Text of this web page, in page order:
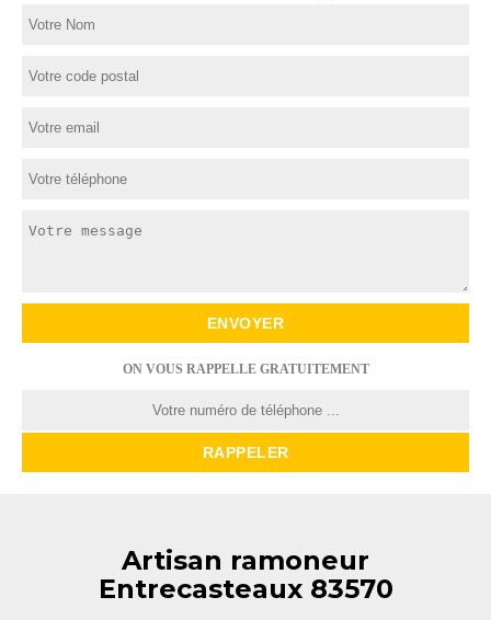
ON VOUS RAPPELLE GRATUITEMENT
Artisan ramoneur
Entrecasteaux 83570